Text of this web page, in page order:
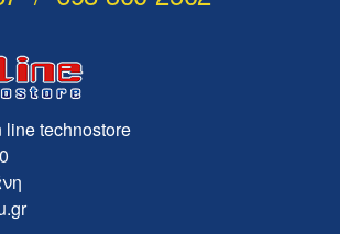
technostore